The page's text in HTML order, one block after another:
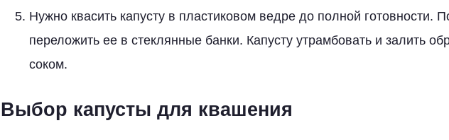
Нужно квасить капусту в пластиковом ведре до полной готовности.
переложить ее в стеклянные банки. Капусту утрамбовать и залить
соком.
Выбор капусты для квашения